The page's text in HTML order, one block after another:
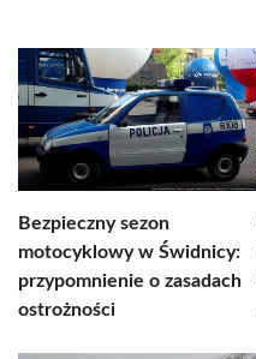
Bezpieczny sezon
motocyklowy w Świdnicy:
przypomnienie o zasadach
ostrożności